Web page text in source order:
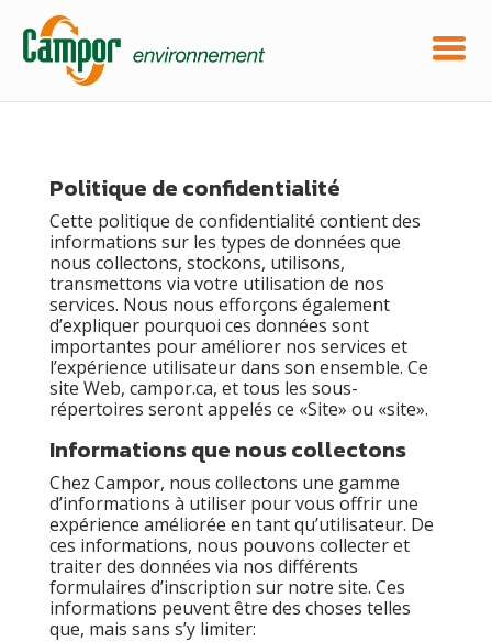
Politique de confidentialité
Cette politique de confidentialité contient des
informations sur les types de données que
nous collectons, stockons, utilisons,
transmettons via votre utilisation de nos
services. Nous nous efforçons également
d’expliquer pourquoi ces données sont
importantes pour améliorer nos services et
l’expérience utilisateur dans son ensemble. Ce
site Web, campor.ca, et tous les sous-
répertoires seront appelés ce «Site» ou «site».
Informations que nous collectons
Chez Campor, nous collectons une gamme
d’informations à utiliser pour vous offrir une
expérience améliorée en tant qu’utilisateur. De
ces informations, nous pouvons collecter et
traiter des données via nos différents
formulaires d’inscription sur notre site. Ces
informations peuvent être des choses telles
que, mais sans s’y limiter: